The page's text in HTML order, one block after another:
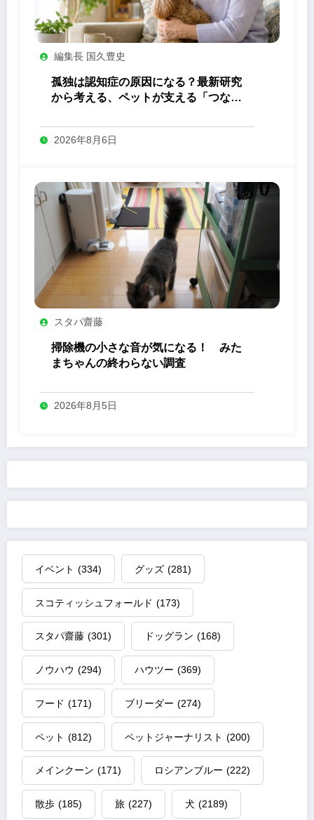
編集長 国久豊史
孤独は認知症の原因になる？最新研究
から考える、ペットが支える「つなが
2026年8月6日
スタパ齋藤
掃除機の小さな音が気になる！ みた
まちゃんの終わらない調査
2026年8月5日
イベント (334) グッズ (281)
スコティッシュフォールド (173)
スタパ齋藤 (301) ドッグラン (168)
ノウハウ (294) ハウツー (369)
フード (171) ブリーダー (274)
ペット (812) ペットジャーナリスト (200)
メインクーン (171) ロシアンブルー (222)
散歩 (185) 旅 (227) 犬 (2189)